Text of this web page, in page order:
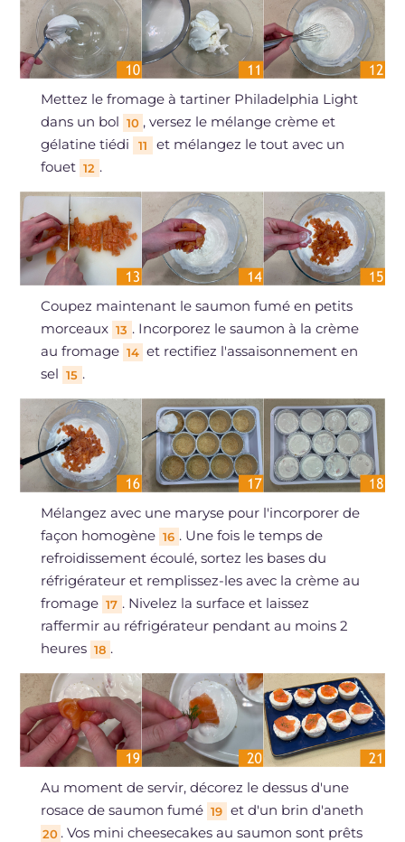
Mettez le fromage à tartiner Philadelphia Light
dans un bol 10 , versez le mélange crème et
gélatine tiédi
11
et mélangez le tout avec un
fouet 12 .
Coupez maintenant le saumon fumé en petits
morceaux 13 . Incorporez le saumon à la crème
au fromage 14 et rectifiez l'assaisonnement en
sel 15 .
Mélangez avec une maryse pour l'incorporer de
façon homogène 16 . Une fois le temps de
refroidissement écoulé, sortez les bases du
réfrigérateur et remplissez-les avec la crème au
fromage 17 . Nivelez la surface et laissez
raffermir au réfrigérateur pendant au moins 2
heures 18 .
Au moment de servir, décorez le dessus d'une
rosace de saumon fumé 19 et d'un brin d'aneth
20 . Vos mini cheesecakes au saumon sont prêts